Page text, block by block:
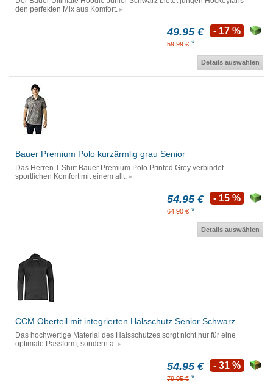
den perfekten Mix aus Komfort.
49.95 €
59.99 € *
- 17 %
Details auswählen
Bauer Premium Polo kurzärmlig grau Senior
Das Herren T-Shirt Bauer Premium Polo Printed Grey verbindet
sportlichen Komfort mit einem allt.
54.95 €
64.90 € *
- 15 %
Details auswählen
CCM Oberteil mit integrierten Halsschutz Senior Schwarz
Das hochwertige Material des Halsschutzes sorgt nicht nur für eine
optimale Passform, sondern a.
54.95 €
79.95 € *
- 31 %